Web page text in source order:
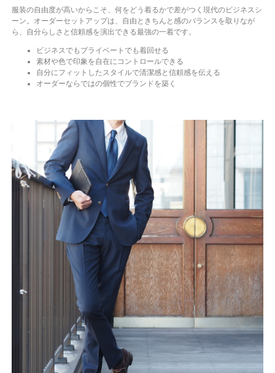
服装の自由度が高いからこそ、何をどう着るかで差がつく現代のビジネスシ
ーン。オーダーセットアップは、自由ときちんと感のバランスを取りなが
ら、自分らしさと信頼感を演出できる最強の一着です。
ビジネスでもプライベートでも着回せる
素材や色で印象を自在にコントロールできる
自分にフィットしたスタイルで清潔感と信頼感を伝える
オーダーならではの個性でブランドを築く